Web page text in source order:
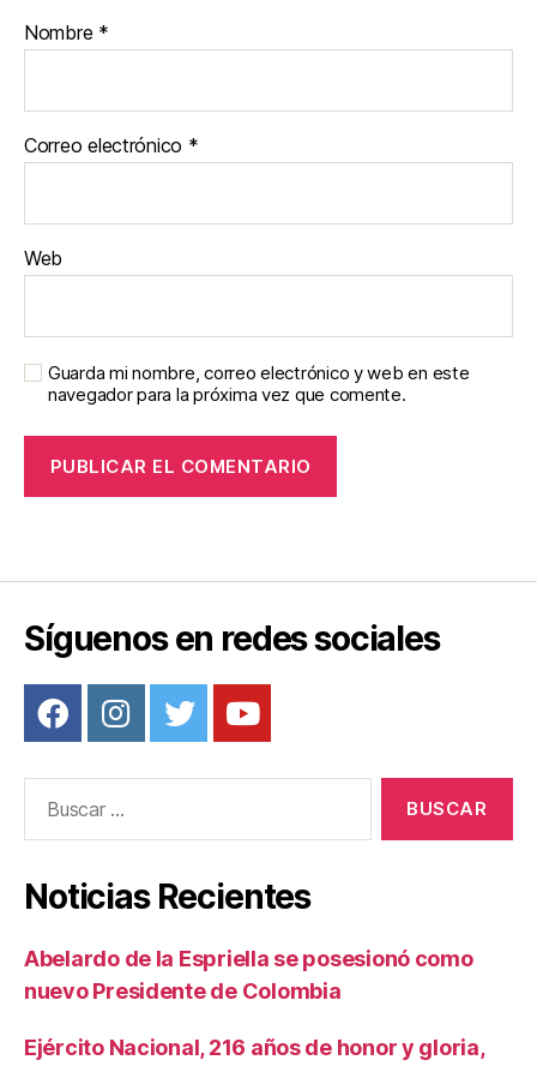
Nombre *
Correo electrónico *
Web
Guarda mi nombre, correo electrónico y web en este
navegador para la próxima vez que comente.
Síguenos en redes sociales
Noticias Recientes
Abelardo de la Espriella se posesionó como
nuevo Presidente de Colombia
Ejército Nacional, 216 años de honor y gloria,